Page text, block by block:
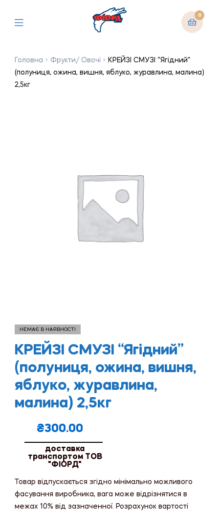
0
Головна Фрукти/ Овочі
КРЕЙЗІ СМУЗІ “Ягідний”
(полуниця, ожина, вишня, яблуко, журавлина, малина)
2,5кг
НЕМАЄ В НАЯВНОСТІ
КРЕЙЗІ СМУЗІ “Ягідний”
(полуниця, ожина, вишня,
яблуко, журавлина,
малина) 2,5кг
₴300.00
доставка
транспортом ТОВ
"ФІОРД"
Товар відпускається згідно мінімально можливого
фасування виробника, вага може відрізнятися в
межах 10% від зазначенної. Розрахунок вартості